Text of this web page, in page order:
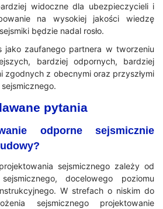
widoczne dla ubezpieczycieli i
na wysokiej jakości wiedzę
będzie nadal rosło.
jako zaufanego partnera w tworzeniu
bardziej odpornych, bardziej
zgodnych z obecnymi oraz przyszłymi
pytania
odporne sejsmicznie
sejsmicznego zależy od
docelowego poziomu
W strefach o niskim do
sejsmicznego projektowanie